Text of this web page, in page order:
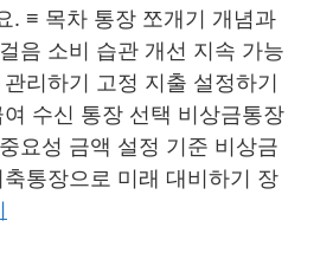
. ≡ 목차 통장 쪼개기 개념과
음 소비 습관 개선 지속 가능
리하기 고정 지출 설정하기
수신 통장 선택 비상금통장
요성 금액 설정 기준 비상금
통장으로 미래 대비하기 장